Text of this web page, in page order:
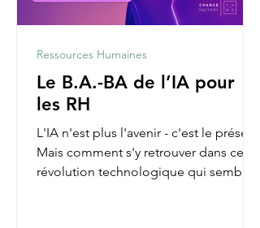
Le B.A.-BA de l’IA pour
les RH
L'IA n'est plus l'avenir - c'est le présent.
Mais comment s'y retrouver dans cette
révolution technologique qui semble
Ressources Humaines